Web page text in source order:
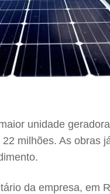
unidade
milhões. As obras
da empresa,